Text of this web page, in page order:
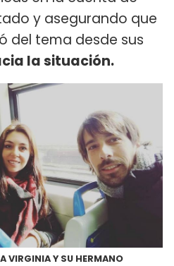
y asegurando que
del tema desde sus
la situación.
VIRGINIA Y SU HERMANO